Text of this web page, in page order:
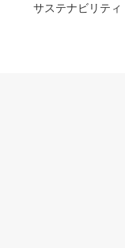
サステナビリティ